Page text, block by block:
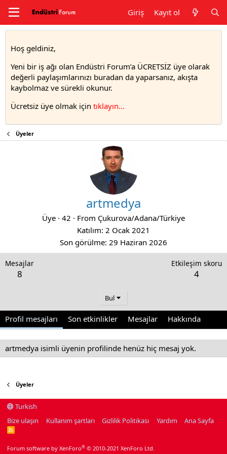
Giriş Kayıt ol
Hoş geldiniz,
Yeni bir iş ağı olan Endüstri Forum’a ÜCRETSİZ üye olarak
değerli paylaşımlarınızı buradan da yaparsanız, akışta
kaybolmaz ve sürekli okunur.
Ücretsiz üye olmak için tıklayın...
Üyeler
artmedya
Üye · 42 · From Çukurova/Adana/Türkiye
Katılım 2 Ocak 2021
Son görülme 29 Haziran 2026
Mesajlar
8
Etkileşim skoru
4
Bul
Profil mesajları Son etkinlikler Mesajlar Hakkında
artmedya isimli üyenin profilinde henüz hiç mesaj yok.
Üyeler
Turkish
Bize ulaşın
Kullanım şartları Gizlilik Politikası Yardım Ana Sayfa
R
Forum software by XenForo® © 2010-2021 XenForo Ltd.